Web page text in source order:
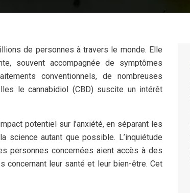
souvent accompagnée de symptômes
conventionnels, de nombreuses
le cannabidiol (CBD) suscite un intérêt
potentiel sur l’anxiété, en séparant les
autant que possible. L’inquiétude
personnes concernées aient accès à des
leur santé et leur bien-être. Cet